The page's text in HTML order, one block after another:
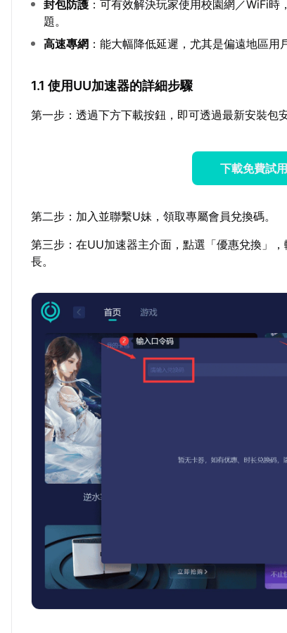
封包防護 ：可有效解決玩家使用校園網／WiFi
題。
高速專網 ：能大幅降低延遲，尤其是偏遠地區用
1.1 使用UU加速器的詳細步驟
第一步：透過下方下載按鈕，即可透過最新安裝包
下載免費試
第二步：加入並聯繫U妹，領取專屬會員兌換碼。
第三步：在UU加速器主介面，點選「優惠兌換」
長。